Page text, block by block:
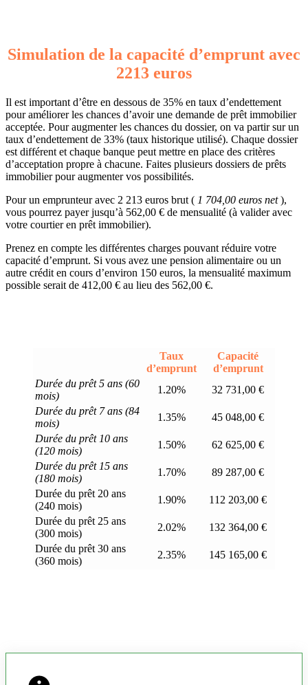
Simulation de la capacité d’emprunt avec
2213 euros
Il est important d’être en dessous de 35% en taux d’endettement
pour améliorer les chances d’avoir une demande de prêt immobilier
acceptée. Pour augmenter les chances du dossier, on va partir sur un
taux d’endettement de 33% (taux historique utilisé). Chaque dossier
est différent et chaque banque peut mettre en place des critères
d’acceptation propre à chacune. Faites plusieurs dossiers de prêts
immobilier pour augmenter vos possibilités.
Pour un emprunteur avec 2 213 euros brut ( 1 704,00 euros net),
vous pourrez payer jusqu’à 562,00 € de mensualité (à valider avec
votre courtier en prêt immobilier).
Prenez en compte les différentes charges pouvant réduire votre
capacité d’emprunt. Si vous avez une pension alimentaire ou un
autre crédit en cours d’environ 150 euros, la mensualité maximum
possible serait de 412,00 € au lieu des 562,00 €.
Taux
d’emprunt
Capacité
d’emprunt
Durée du prêt 5 ans (60
mois)
1.20%
32 731,00 €
Durée du prêt 7 ans (84
mois)
1.35%
45 048,00 €
Durée du prêt 10 ans
(120 mois)
1.50%
62 625,00 €
Durée du prêt 15 ans
(180 mois)
1.70%
89 287,00 €
Durée du prêt 20 ans
(240 mois)
1.90%
112 203,00 €
Durée du prêt 25 ans
(300 mois)
2.02%
132 364,00 €
Durée du prêt 30 ans
(360 mois)
2.35% 145 165,00 €